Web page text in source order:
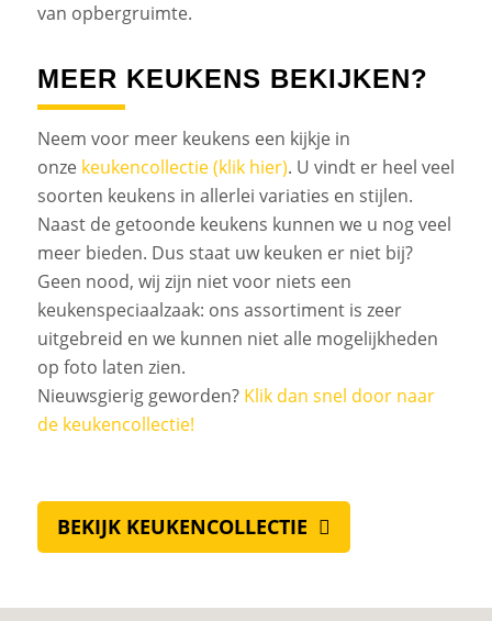
van opbergruimte.
MEER KEUKENS BEKIJKEN?
Neem voor meer keukens een kijkje in
onze keukencollectie (klik hier). U vindt er heel veel
soorten keukens in allerlei variaties en stijlen.
Naast de getoonde keukens kunnen we u nog veel
meer bieden. Dus staat uw keuken er niet bij?
Geen nood, wij zijn niet voor niets een
keukenspeciaalzaak: ons assortiment is zeer
uitgebreid en we kunnen niet alle mogelijkheden
op foto laten zien.
Nieuwsgierig geworden? Klik dan snel door naar
de keukencollectie!
BEKIJK KEUKENCOLLECTIE